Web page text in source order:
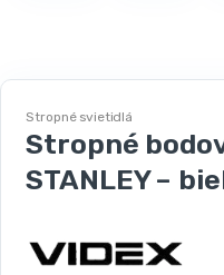
Stropné svietidlá
Stropné
STANLEY –